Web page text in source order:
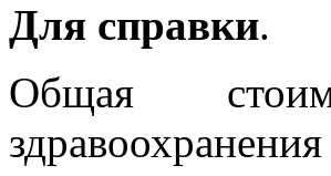
Для справки.
Общая